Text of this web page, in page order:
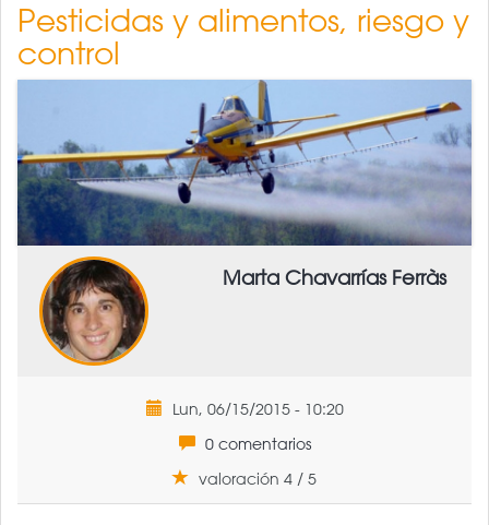
Pesticidas y alimentos, riesgo y
control
Marta Chavarrías Ferràs
Lun, 06/15/2015 - 10:20
0 comentarios
valoración 4 / 5